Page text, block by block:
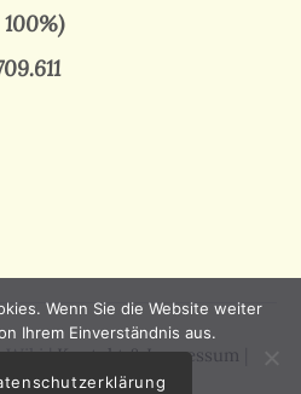
Wiki |Kontakt & Impressum
Wenn Sie die Website weiter
Ihrem Einverständnis aus.